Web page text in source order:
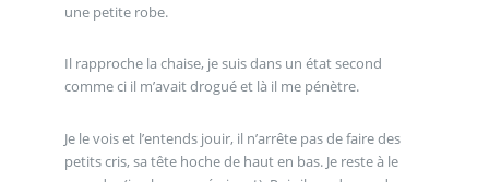
une petite robe.
Il rapproche la chaise, je suis dans un état second
comme ci il m’avait drogué et là il me pénètre.
Je le vois et l’entends jouir, il n’arrête pas de faire des
petits cris, sa tête hoche de haut en bas. Je reste à le